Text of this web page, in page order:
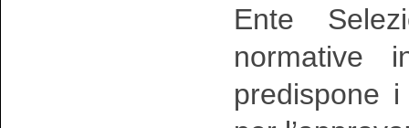
Ente
normative
predispone